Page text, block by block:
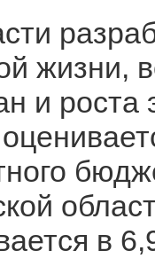
жизни,
и роста
в